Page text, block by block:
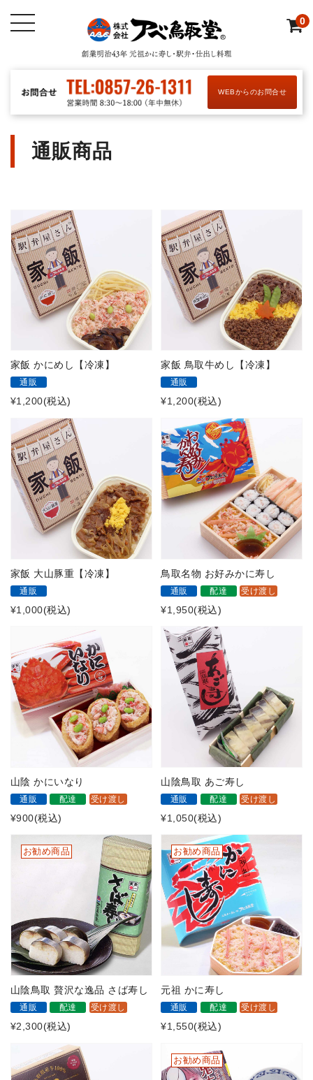
WEBからのお問合せ
0
通販商品
家飯 かにめし【冷凍】
通販
¥1,200(税込)
家飯 鳥取牛めし【冷凍】
通販
¥1,200(税込)
家飯 大山豚重【冷凍】
通販
¥1,000(税込)
鳥取名物 お好みかに寿し
通販 配達 受け渡し
¥1,950(税込)
山陰 かにいなり
通販 配達 受け渡し
¥900(税込)
山陰鳥取 あご寿し
通販 配達 受け渡し
¥1,050(税込)
お勧め商品
山陰鳥取 贅沢な逸品 さば寿し
通販 配達 受け渡し
¥2,300(税込)
お勧め商品
元祖 かに寿し
通販 配達 受け渡し
¥1,550(税込)
お勧め商品